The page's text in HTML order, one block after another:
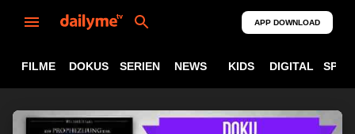
APP DOWNLOAD
FILME DOKUS SERIEN NEWS KIDS DIGITAL